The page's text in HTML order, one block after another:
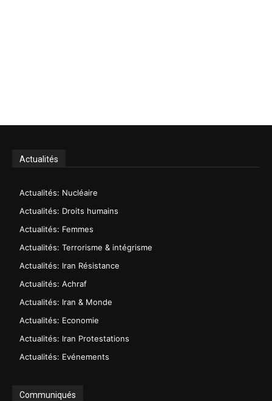
Actualités
Actualités: Nucléaire
Actualités: Droits humains
Actualités: Femmes
Actualités: Terrorisme & intégrisme
Actualités: Iran Résistance
Actualités: Achraf
Actualités: Iran & Monde
Actualités: Economie
Actualités: Iran Protestations
Actualités: Evénements
Communiqués